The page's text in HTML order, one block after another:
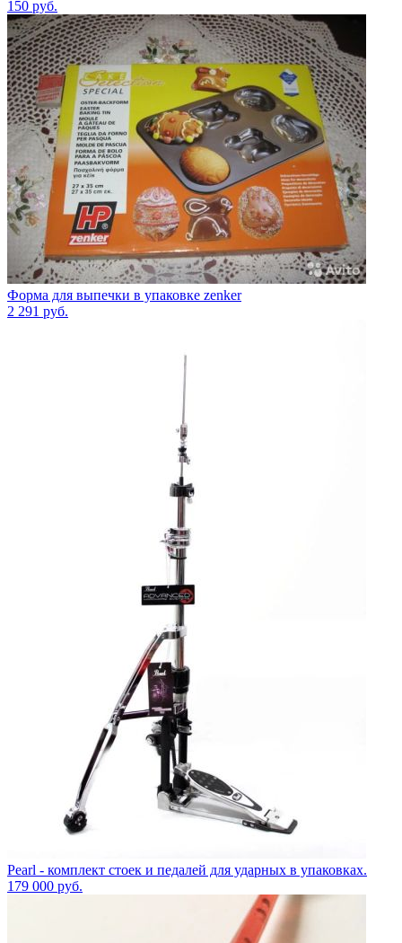
150 руб.
Форма для выпечки в упаковке zenker
2 291 руб.
Pearl - комплект стоек и педалей для ударных в упаковках.
179 000 руб.